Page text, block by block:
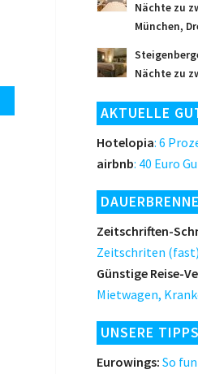
Nächte zu
München,
Nächte zu
AKTUELLE
Hotelopia: 6
airbnb: 40 Euro
Zeitschriften-
Zeitschriten
Günstige Reise-
Mietwagen,
UNSERE
Eurowings: So